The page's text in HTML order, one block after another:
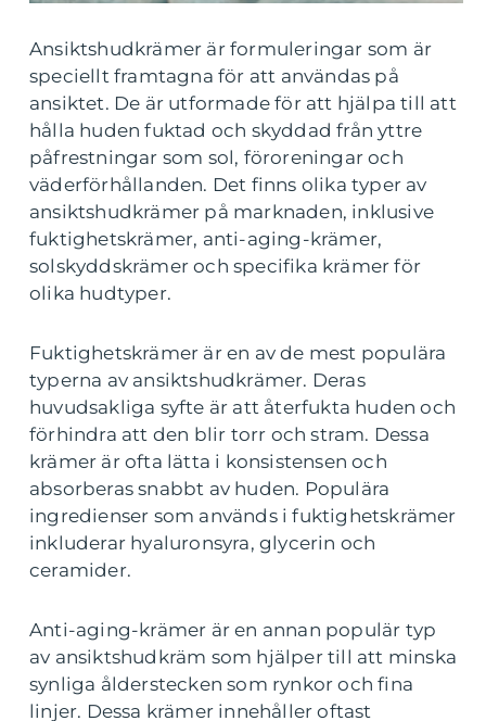
Ansiktshudkrämer är formuleringar som är
speciellt framtagna för att användas på
ansiktet. De är utformade för att hjälpa till att
hålla huden fuktad och skyddad från yttre
påfrestningar som sol, föroreningar och
väderförhållanden. Det finns olika typer av
ansiktshudkrämer på marknaden, inklusive
fuktighetskrämer, anti-aging-krämer,
solskyddskrämer och specifika krämer för
olika hudtyper.
Fuktighetskrämer är en av de mest populära
typerna av ansiktshudkrämer. Deras
huvudsakliga syfte är att återfukta huden och
förhindra att den blir torr och stram. Dessa
krämer är ofta lätta i konsistensen och
absorberas snabbt av huden. Populära
ingredienser som används i fuktighetskrämer
inkluderar hyaluronsyra, glycerin och
ceramider.
Anti-aging-krämer är en annan populär typ
av ansiktshudkräm som hjälper till att minska
synliga ålderstecken som rynkor och fina
linjer. Dessa krämer innehåller oftast